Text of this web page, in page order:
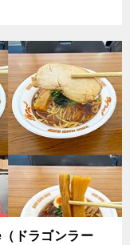
ドラゴンラー